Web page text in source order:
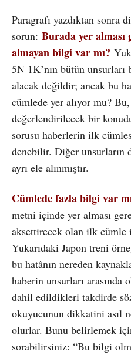
Paragrafı yazdıktan sonra
sorun: Burada yer
almayan bilgi var mı?
5N 1K’nın bütün
alacak değildir; ancak bu
cümlede yer alıyor mu?
değerlendirilecek bir
sorusu haberlerin ilk
denebilir. Diğer unsurların
ayrı ele alınmıştır.
Cümlede fazla bilgi var
metni içinde yer alması
aksettirecek olan ilk cümle
Yukarıdaki Japon treni
bu hatânın nereden
haberin unsurları
dahil edildikleri takdirde
okuyucunun dikkatini asıl
olurlar. Bunu belirlemek
sorabilirsiniz: “Bu bilgi